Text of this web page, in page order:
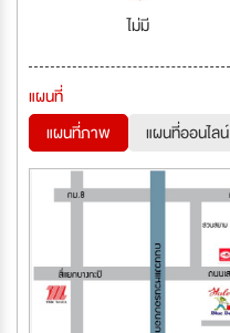
ไม่มี
แผนที่
แผนที่ภาพ
แผนที่ออนไลน์